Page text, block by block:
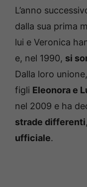
L’anno
dalla sua prima
lui e Veronica
e, nel 1990, si
Dalla loro
figli Eleonora e
nel 2009 e ha
strade differenti
ufficiale.